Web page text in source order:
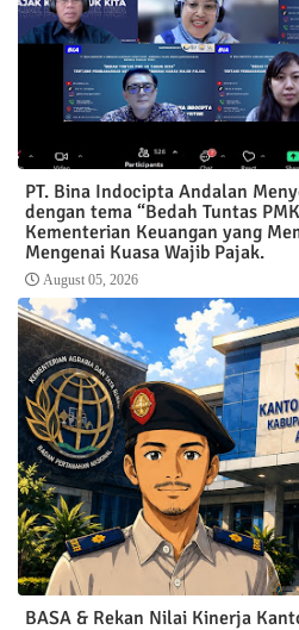
PT. Bina Indocipta Andalan
dengan tema “Bedah Tuntas
Kementerian Keuangan yang
Mengenai Kuasa Wajib Pajak.
August 05, 2026
BASA & Rekan Nilai Kinerja